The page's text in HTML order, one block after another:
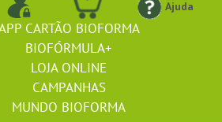
Ajuda
CARTÃO BIOFORMA
BIOFÓRMULA+
LOJA ONLINE
CAMPANHAS
MUNDO BIOFORMA